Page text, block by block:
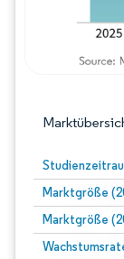
Marktgröße
Marktgröße